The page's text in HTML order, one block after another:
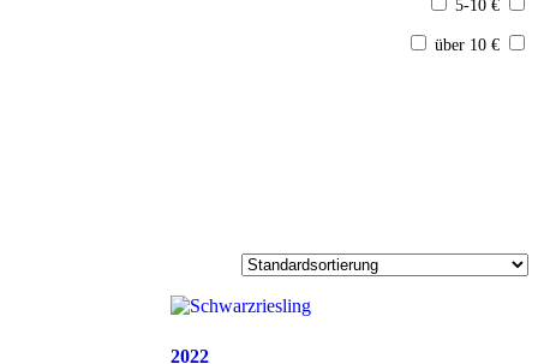
5-10 €
über 10 €
2022